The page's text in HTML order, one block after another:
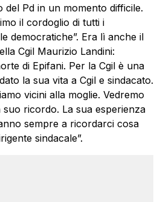
del Pd in un momento difficile.
il cordoglio di tutti i
democratiche”. Era lì anche il
Cgil Maurizio Landini:
di Epifani. Per la Cgil è una
la sua vita a Cgil e sindacato.
vicini alla moglie. Vedremo
ricordo. La sua esperienza
sempre a ricordarci cosa
sindacale”.